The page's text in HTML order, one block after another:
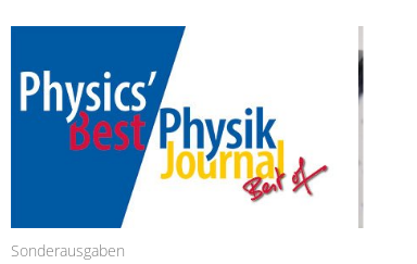
Sonderausgaben